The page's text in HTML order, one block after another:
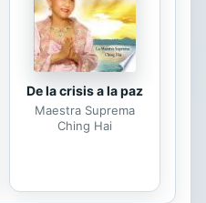
De la crisis a la paz
Maestra Suprema
Ching Hai